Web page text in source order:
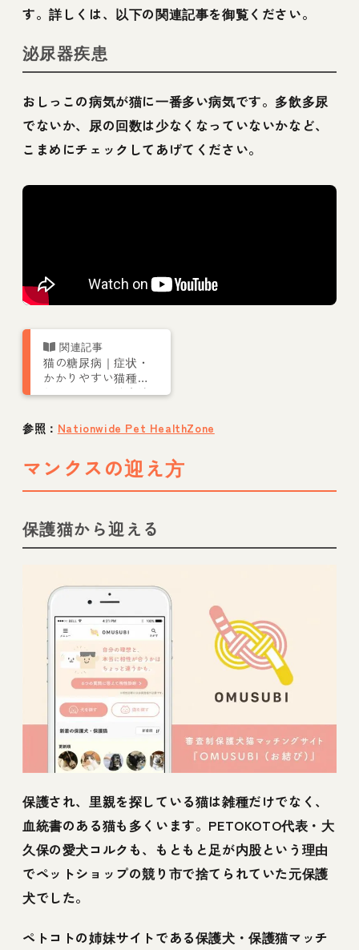
す。詳しくは、以下の関連記事を御覧ください。
泌尿器疾患
おしっこの病気が猫に一番多い病気です。多飲多尿
でないか、尿の回数は少なくなっていないかなど、
こまめにチェックしてあげてください。
猫の糖尿病｜症状・
かかりやすい猫種や
年代・原因・治療法
説
参照： Nationwide Pet HealthZone
マンクスの迎え方
保護猫から迎える
保護され、里親を探している猫は雑種だけでなく、
血統書のある猫も多くいます。PETOKOTO代表・大
久保の愛犬コルクも、もともと足が内股という理由
でペットショップの競り市で捨てられていた元保護
犬でした。
ペトコトの姉妹サイトである保護犬・保護猫マッチ